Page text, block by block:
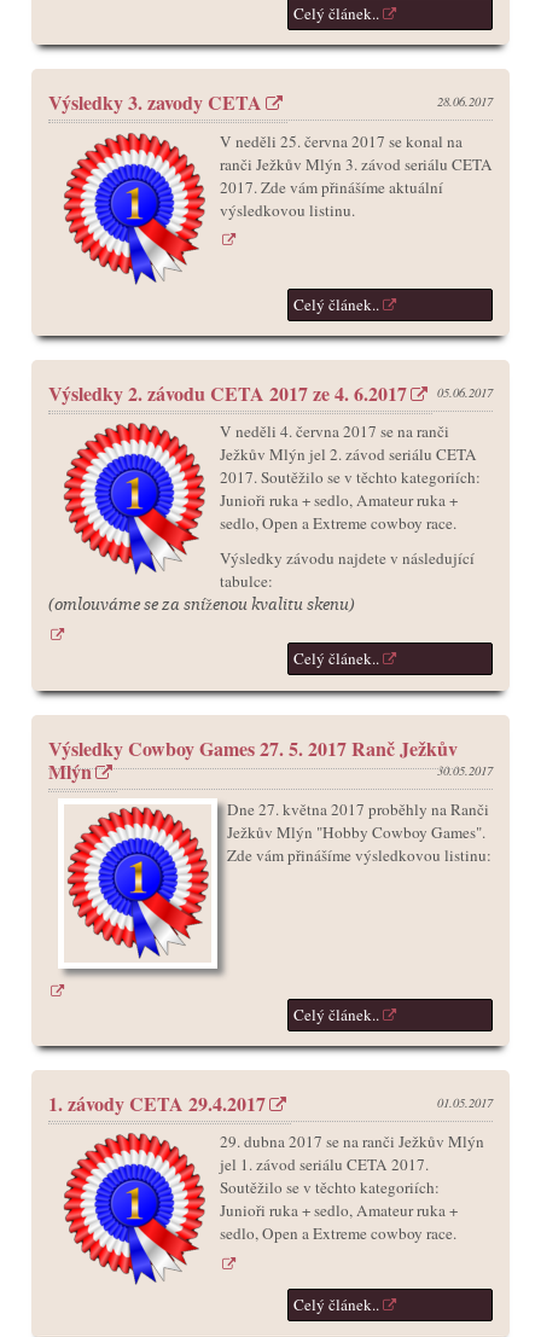
Celý článek..
Výsledky 3. zavody CETA 28.06.2017
V neděli 25. června 2017 se konal na
ranči Ježkův Mlýn 3. závod seriálu CETA
2017. Zde vám přinášíme aktuální
výsledkovou listinu.
Celý článek..
Výsledky 2. závodu CETA 2017 ze 4. 6.2017 05.06.2017
V neděli 4. června 2017 se na ranči
Ježkův Mlýn jel 2. závod seriálu CETA
2017. Soutěžilo se v těchto kategoriích:
Junioři ruka + sedlo, Amateur ruka +
sedlo, Open a Extreme cowboy race.
Výsledky závodu najdete v následující
tabulce:
(omlouváme se za sníženou kvalitu skenu)
Celý článek..
Výsledky Cowboy Games 27. 5. 2017 Ranč Ježkův
Mlýn
30.05.2017
Dne 27. května 2017 proběhly na Ranči
Ježkův Mlýn "Hobby Cowboy Games".
Zde vám přinášíme výsledkovou listinu:
Celý článek..
1. závody CETA 29.4.2017 01.05.2017
29. dubna 2017 se na ranči Ježkův Mlýn
jel 1. závod seriálu CETA 2017.
Soutěžilo se v těchto kategoriích:
Junioři ruka + sedlo, Amateur ruka +
sedlo, Open a Extreme cowboy race.
Celý článek..